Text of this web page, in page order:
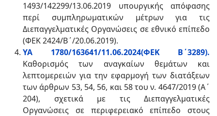
1493/142299/13.06.2019 υπουργικής απόφασης
περί συμπληρωματικών μέτρων για τις
Διεπαγγελματικές Οργανώσεις σε εθνικό επίπεδο
(ΦΕΚ 2424/Β΄/20.06.2019).
ΥΑ 1780/163641/11.06.2024(ΦΕΚ Β΄3289).
Καθορισμός των αναγκαίων θεμάτων και
λεπτομερειών για την εφαρμογή των διατάξεων
των άρθρων 53, 54, 56, και 58 του ν. 4647/2019 (A΄
204), σχετικά με τις Διεπαγγελματικές
Οργανώσεις σε περιφερειακό επίπεδο στους